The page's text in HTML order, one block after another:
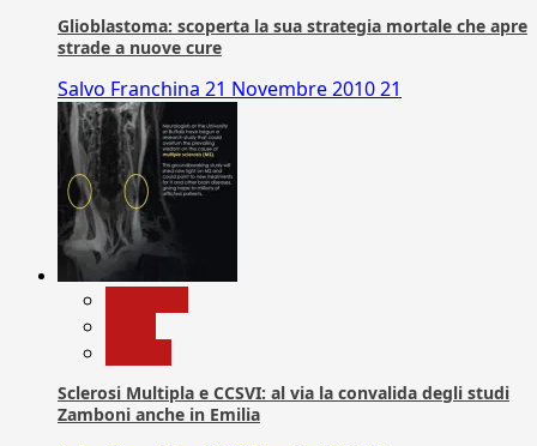
Glioblastoma: scoperta la sua strategia mortale che apre
strade a nuove cure
Salvo Franchina 21 Novembre 201021
Sclerosi Multipla e CCSVI: al via la convalida degli studi
Zamboni anche in Emilia